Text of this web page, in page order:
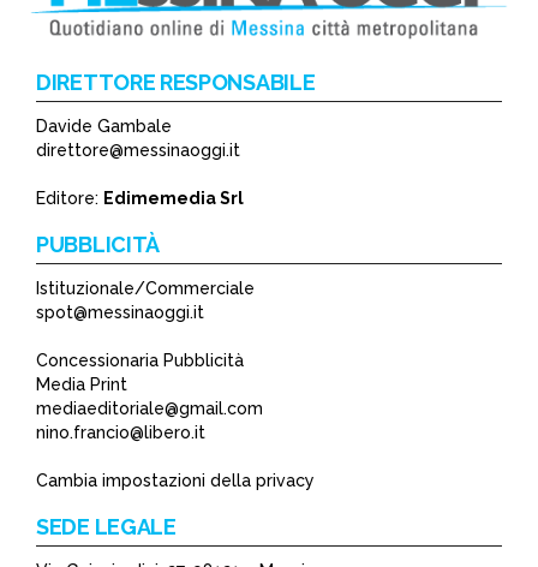
DIRETTORE RESPONSABILE
Davide Gambale
direttore@messinaoggi.it
Editore: Edimemedia Srl
PUBBLICITÀ
Istituzionale/Commerciale
spot@messinaoggi.it
Concessionaria Pubblicità
Media Print
mediaeditoriale@gmail.com
nino.francio@libero.it
Cambia impostazioni della privacy
SEDE LEGALE